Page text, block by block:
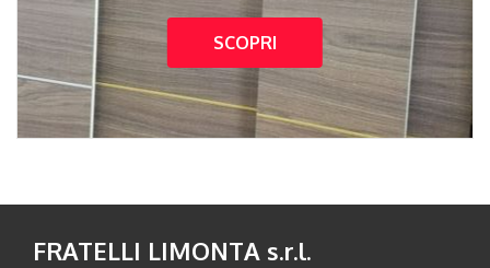
SCOPRI
FRATELLI LIMONTA s.r.l.